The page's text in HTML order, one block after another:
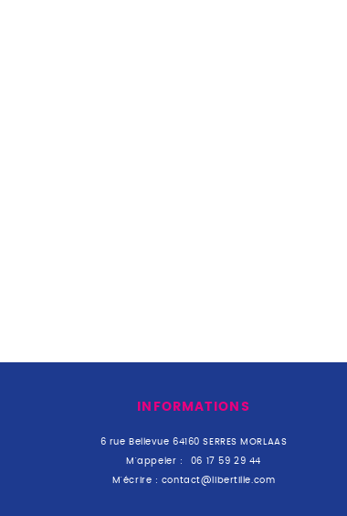
INFORMATIONS
6 rue Bellevue 64160 SERRES MORLAAS
M'appeler : 06 17 59 29 44
M'écrire : contact@libertille.com